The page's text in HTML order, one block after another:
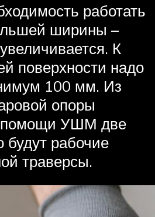
работать
ширины –
К
поверхности надо
100 мм. Из
опоры
помощи УШМ две
рабочие
траверсы.